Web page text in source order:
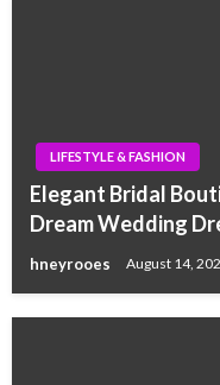
LIFESTYLE & FASHION
Elegant Bridal
Dream Wedding
hneyrooes August 14,